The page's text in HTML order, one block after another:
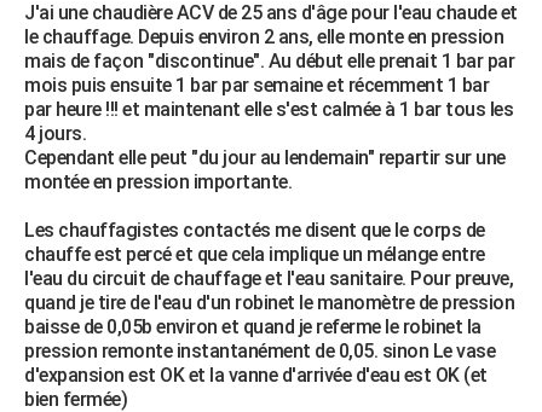
Forum
Aménagement intérieur
Extérieur
Cuisine
Salle de bains
Jardinage
Rangement
WEEK-END
Guides de France
Escapades
Patrimoine
Expositions
Musées
Week-end nature
+LIFESTYLE
Art de vivre
Bien-être
Loisirs
Mode
Modes de vie
SANTE
Alimentation
Guide de la santé
Maladies
Médicaments
Sommeil
VOYAGE
Destinations
City break
Voyage nature
Voyage de noces
Forum
Climat
+PHOTO
GUIDES D'ACHAT
BONS PLANS
CARTE DE VOEUX
J'ai une chaudière ACV de 25 ans d'âge pour l'eau chaude et
le chauffage. Depuis environ 2 ans, elle monte en pression
mais de façon "discontinue". Au début elle prenait 1 bar par
mois puis ensuite 1 bar par semaine et récemment 1 bar
par heure !!! et maintenant elle s'est calmée à 1 bar tous les
4 jours.
Cependant elle peut "du jour au lendemain" repartir sur une
montée en pression importante.
Les chauffagistes contactés me disent que le corps de
chauffe est percé et que cela implique un mélange entre
l'eau du circuit de chauffage et l'eau sanitaire. Pour preuve,
quand je tire de l'eau d'un robinet le manomètre de pression
baisse de 0,05b environ et quand je referme le robinet la
pression remonte instantanément de 0,05. sinon Le vase
d'expansion est OK et la vanne d'arrivée d'eau est OK (et
bien fermée)